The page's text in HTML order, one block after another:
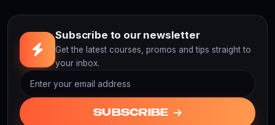
Subscribe to our newsletter
Get the latest courses, promos and tips straight to
your inbox.
SUBSCRIBE